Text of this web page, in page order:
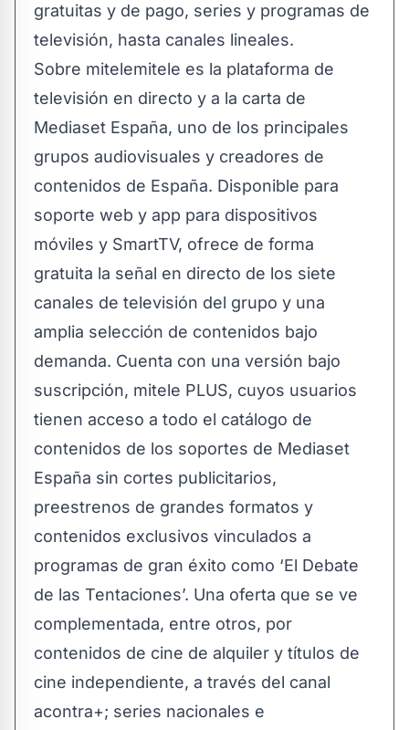
gratuitas y de pago, series y programas de
televisión, hasta canales lineales.
Sobre mitelemitele es la plataforma de
televisión en directo y a la carta de
Mediaset España, uno de los principales
grupos audiovisuales y creadores de
contenidos de España. Disponible para
soporte web y app para dispositivos
móviles y SmartTV, ofrece de forma
gratuita la señal en directo de los siete
canales de televisión del grupo y una
amplia selección de contenidos bajo
demanda. Cuenta con una versión bajo
suscripción, mitele PLUS, cuyos usuarios
tienen acceso a todo el catálogo de
contenidos de los soportes de Mediaset
España sin cortes publicitarios,
preestrenos de grandes formatos y
contenidos exclusivos vinculados a
programas de gran éxito como ‘El Debate
de las Tentaciones’. Una oferta que se ve
complementada, entre otros, por
contenidos de cine de alquiler y títulos de
cine independiente, a través del canal
acontra+; series nacionales e